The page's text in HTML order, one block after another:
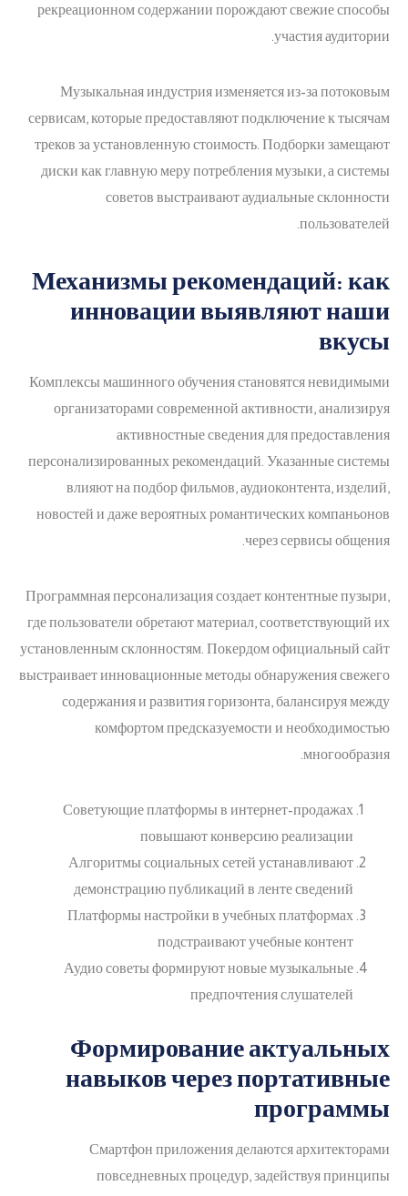
рекреационном содержании порождают свежие способы
участия аудитории.
Музыкальная индустрия изменяется из-за потоковым
сервисам, которые предоставляют подключение к тысячам
треков за установленную стоимость. Подборки замещают
диски как главную меру потребления музыки, а системы
советов выстраивают аудиальные склонности
пользователей.
Механизмы рекомендаций: как
инновации выявляют наши
вкусы
Комплексы машинного обучения становятся невидимыми
организаторами современной активности, анализируя
активностные сведения для предоставления
персонализированных рекомендаций. Указанные системы
влияют на подбор фильмов, аудиоконтента, изделий,
новостей и даже вероятных романтических компаньонов
через сервисы общения.
Программная персонализация создает контентные пузыри,
где пользователи обретают материал, соответствующий их
установленным склонностям. Покердом официальный сайт
выстраивает инновационные методы обнаружения свежего
содержания и развития горизонта, балансируя между
комфортом предсказуемости и необходимостью
многообразия.
Советующие платформы в интернет-продажах
повышают конверсию реализации
Алгоритмы социальных сетей устанавливают
демонстрацию публикаций в ленте сведений
Платформы настройки в учебных платформах
подстраивают учебные контент
Аудио советы формируют новые музыкальные
предпочтения слушателей
Формирование актуальных
навыков через портативные
программы
Смартфон приложения делаются архитекторами
повседневных процедур, задействуя принципы